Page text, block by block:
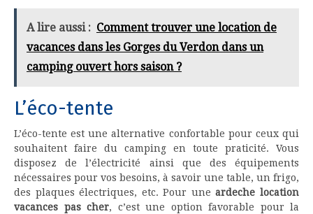
A lire aussi : Comment trouver une location de
vacances dans les Gorges du Verdon dans un
camping ouvert hors saison ?
L’éco-tente
L’éco-tente est une alternative confortable pour ceux qui
souhaitent faire du camping en toute praticité. Vous
disposez de l’électricité ainsi que des équipements
nécessaires pour vos besoins, à savoir une table, un frigo,
des plaques électriques, etc. Pour uneardeche location
vacances pas cher, c’est une option favorable pour la